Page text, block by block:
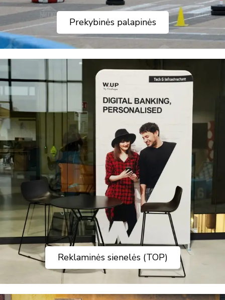
Prekybinės palapinės
Reklaminės sienelės (TOP)